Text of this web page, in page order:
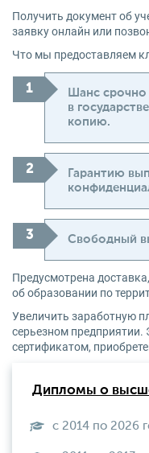
Получить документ об
заявку онлайн или
Что мы предоставляем
Шанс срочно
в
копию.
Гарантию
Свободный
Предусмотрена
об образовании по
Увеличить заработную
серьезном предприятии.
сертификатом,
Дипломы о
с 2014 по 2026